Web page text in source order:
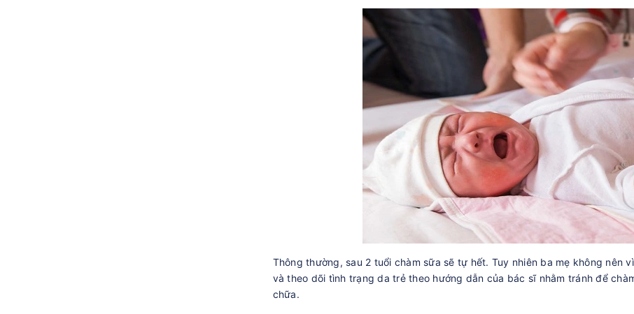
Thông thường, sau 2 tuổi chàm sữa sẽ tự hết. Tuy nhiên ba mẹ không nên
và theo dõi tình trạng da trẻ theo hướng dẫn của bác sĩ nhằm tránh để
chữa.